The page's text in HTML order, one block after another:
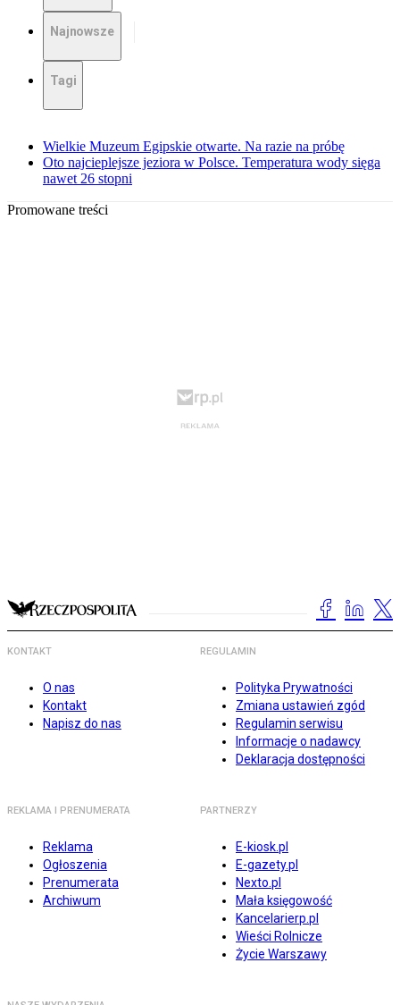
Najnowsze
Tagi
Wielkie Muzeum Egipskie otwarte. Na razie na próbę
Oto najcieplejsze jeziora w Polsce. Temperatura wody sięga
nawet 26 stopni
Promowane treści
KONTAKT
O nas
Kontakt
Napisz do nas
REGULAMIN
Polityka Prywatności
Zmiana ustawień zgód
Regulamin serwisu
Informacje o nadawcy
Deklaracja dostępności
REKLAMA I PRENUMERATA
Reklama
Ogłoszenia
Prenumerata
Archiwum
PARTNERZY
E-kiosk.pl
E-gazety.pl
Nexto.pl
Mała księgowość
Kancelarierp.pl
Wieści Rolnicze
Życie Warszawy